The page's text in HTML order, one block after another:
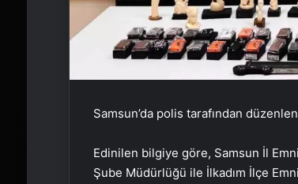
Samsun’da polis tarafından
Edinilen bilgiye göre, Samsun İl
Şube Müdürlüğü ile İlkadım İlçe